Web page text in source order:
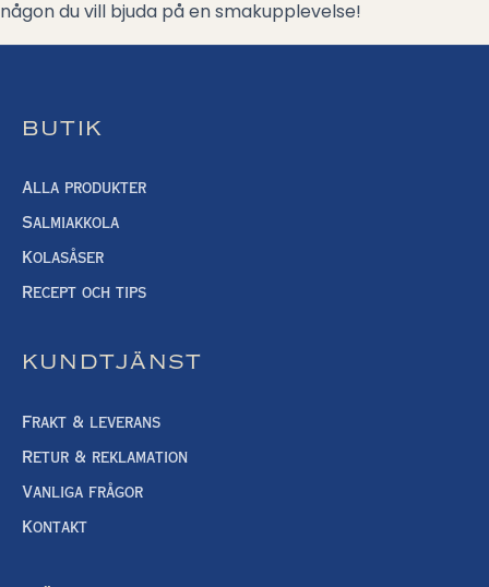
någon du vill bjuda på en smakupplevelse!
BUTIK
Alla produkter
Salmiakkola
Kolasåser
Recept och tips
KUNDTJÄNST
Frakt & leverans
Retur & reklamation
Vanliga frågor
Kontakt